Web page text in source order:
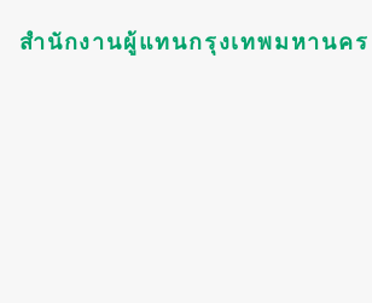
สำนักงานผู้แทนกรุงเทพมหานคร